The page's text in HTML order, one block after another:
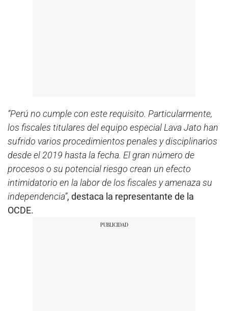
“Perú no cumple con este requisito. Particularmente,
los fiscales titulares del equipo especial Lava Jato han
sufrido varios procedimientos penales y disciplinarios
desde el 2019 hasta la fecha. El gran número de
procesos o su potencial riesgo crean un efecto
intimidatorio en la labor de los fiscales y amenaza su
independencia”, destaca la representante de la
OCDE.